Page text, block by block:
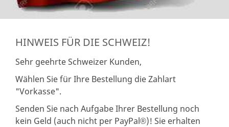
HINWEIS FÜR DIE SCHWEIZ!
Sehr geehrte Schweizer Kunden,
Wählen Sie für Ihre Bestellung die Zahlart
"Vorkasse".
Senden Sie nach Aufgabe Ihrer Bestellung noch
kein Geld (auch nicht per PayPal®)! Sie erhalten